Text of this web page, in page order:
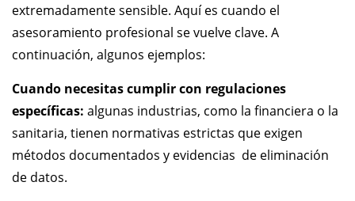
extremadamente sensible. Aquí es cuando el
asesoramiento profesional se vuelve clave. A
continuación, algunos ejemplos:
Cuando necesitas cumplir con regulaciones
específicas: algunas industrias, como la financiera o la
sanitaria, tienen normativas estrictas que exigen
métodos documentados y evidencias de eliminación
de datos.